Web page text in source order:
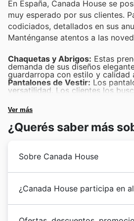
En España, Canada House se
muy esperado por sus clientes.
codiciados, detallados en sus
Manténganse atentos a las
Chaquetas y Abrigos: Estas
demanda de sus diseños
guardarropa con estilo y calidad
Pantalones de Vestir: Los
versatilidad. Los clientes los
Vestidos Elegantes:
Black Friday no es una
día, y sus atractivos descuentos
Camisas y Blusas:Las camisas y
Accesorios de Moda:Los
para cualquier atuendo y gozan
Ver más
¿Querés saber más
Sobre Canada House
Canada House inició su
para sus hijos. Fundada en
el sector dejuguetesymoda
¿Canada House participa en